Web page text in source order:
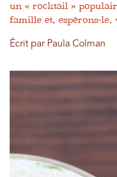
un « rocktail »
famille et, espérons-le,
Écrit par Paula Colman